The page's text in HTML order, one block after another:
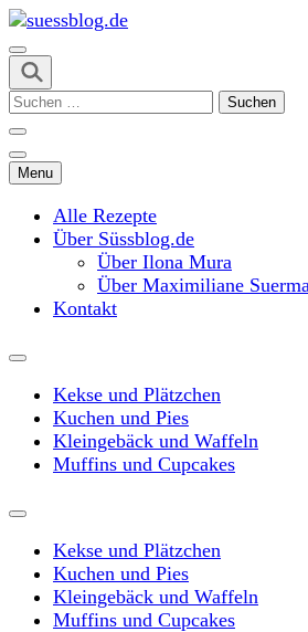
Skip
to
content
(Press
Enter)
suessblog.de
Suchen
Menu
Alle Rezepte
Über Süssblog.de
Über Ilona Mura
Über Maximiliane
Kontakt
Kekse und Plätzchen
Kuchen und Pies
Kleingebäck und Waffeln
Muffins und Cupcakes
Kekse und Plätzchen
Kuchen und Pies
Kleingebäck und Waffeln
Muffins und Cupcakes